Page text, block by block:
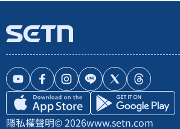
隱私權聲明© 2026www.setn.com